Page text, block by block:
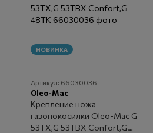
НОВИНКА
Артикул: 66030036
Oleo-Mac
Крепление ножа
газонокосилки Oleo-Mac G
53ТX,G 53TBX Confort,G